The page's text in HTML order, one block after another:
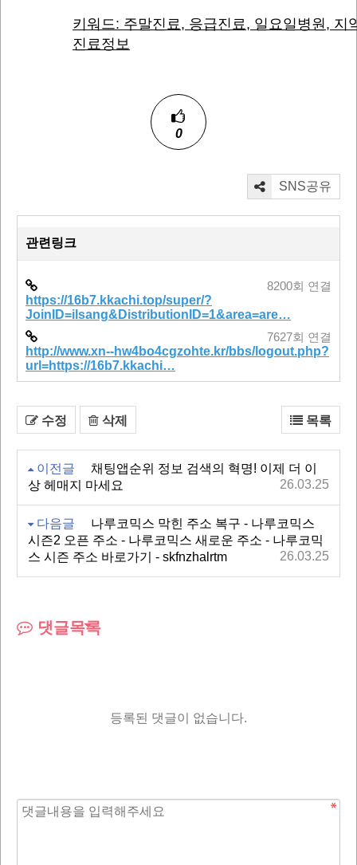
키워드: 주말진료, 응급진료, 일요일병원, 지
진료정보
0
SNS공유
관련링크
https://16b7.kkachi.top/super/?
JoinID=ilsang&DistributionID=1&area=are…
8200회 연결
http://www.xn--hw4bo4cgzohte.kr/bbs/logout.php?
url=https://16b7.kkachi…
7627회 연결
수정 삭제 목록
이전글
채팅앱순위 정보 검색의 혁명! 이제 더 이
상 헤매지 마세요
26.03.25
다음글
나루코믹스 막힌 주소 복구 - 나루코믹스
시즌2 오픈 주소 - 나루코믹스 새로운 주소 - 나루코믹
스 시즌 주소 바로가기 - skfnzhalrtm
26.03.25
댓글목록
등록된 댓글이 없습니다.